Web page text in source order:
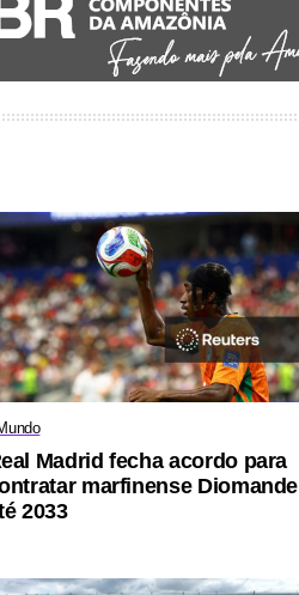
Madrid fecha acordo para
marfinense Diomande
2033